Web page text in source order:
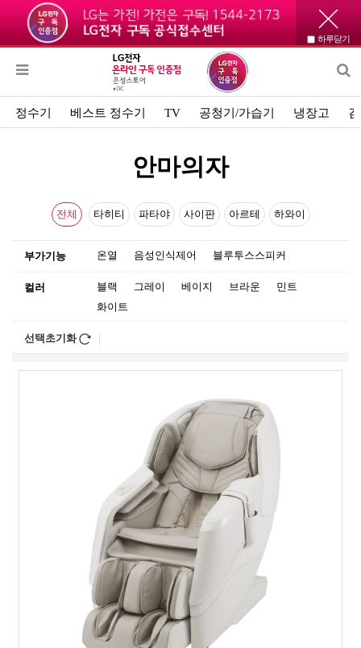
하루닫기
정수기 베스트 정수기 TV 공청기/가습기 냉장고
안마의자
전체 타히티 파타야 사이판 아르테 하와이
부가기능 온열 음성인식제어 블루투스스피커
컬러 블랙 그레이 베이지 브라운
민트
화이트
선택초기화